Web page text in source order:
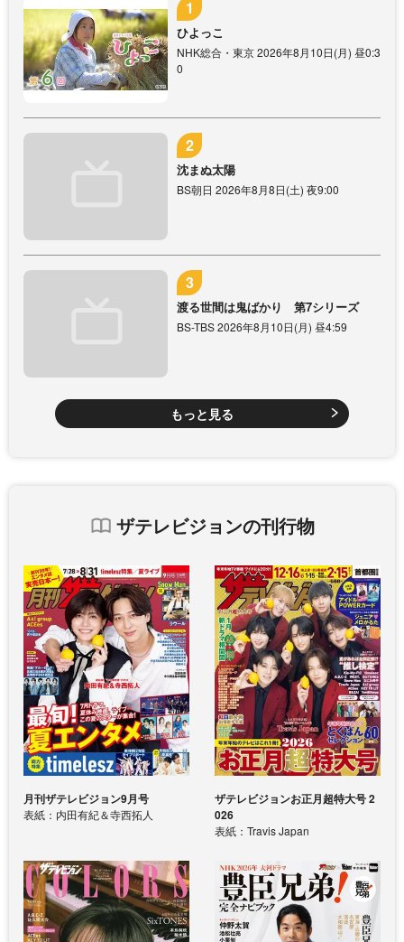
ひよっこ
NHK総合・東京 2026年8月10日(月) 昼0:3
0
沈まぬ太陽
BS朝日 2026年8月8日(土) 夜9:00
渡る世間は鬼ばかり 第7シリーズ
BS-TBS 2026年8月10日(月) 昼4:59
もっと見る
ザテレビジョンの刊行物
月刊ザテレビジョン9月号
表紙：内田有紀＆寺西拓人
ザテレビジョンお正月超特大号 2
026
表紙：Travis Japan